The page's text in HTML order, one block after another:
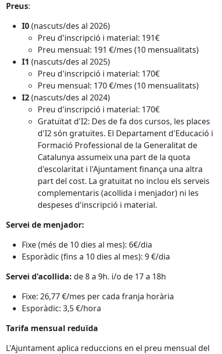
Preus:
I0(nascuts/des al 2026)
Preu d'inscripció i material: 191€
Preu mensual: 191 €/mes (10 mensualitats)
I1 (nascuts/des al 2025)
Preu d'inscripció i material: 170€
Preu mensual: 170 €/mes (10 mensualitats)
I2(nascuts/des al 2024)
Preu d'inscripció i material: 170€
Gratuïtat d'I2: Des de fa dos cursos, les places
d'I2 són gratuïtes. El Departament d'Educació i
Formació Professional de la Generalitat de
Catalunya assumeix una part de la quota
d'escolaritat i l'Ajuntament finança una altra
part del cost. La gratuïtat no inclou els serveis
complementaris (acollida i menjador) ni les
despeses d'inscripció i material.
Servei de menjador:
Fixe (més de 10 dies al mes): 6€/dia
Esporàdic (fins a 10 dies al mes): 9 €/dia
Servei d'acollida: de 8 a 9h. i/o de 17 a 18h
Fixe: 26,77 €/mes per cada franja horària
Esporàdic: 3,5 €/hora
Tarifa mensual reduïda
L'Ajuntament aplica reduccions en el preu mensual del